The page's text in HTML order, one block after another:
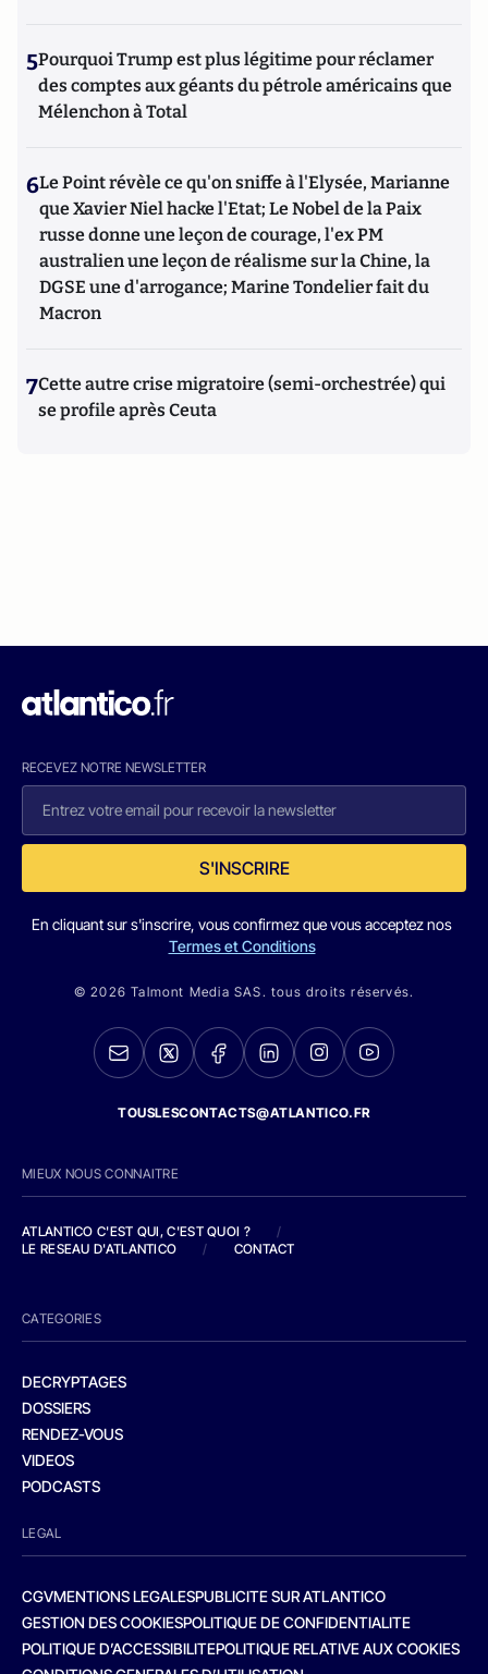
5Pourquoi Trump est plus légitime pour réclamer
des comptes aux géants du pétrole américains que
Mélenchon à Total
6Le Point révèle ce qu'on sniffe à l'Elysée, Marianne
que Xavier Niel hacke l'Etat; Le Nobel de la Paix
russe donne une leçon de courage, l'ex PM
australien une leçon de réalisme sur la Chine, la
DGSE une d'arrogance; Marine Tondelier fait du
Macron
7Cette autre crise migratoire (semi-orchestrée) qui
se profile après Ceuta
RECEVEZ NOTRE NEWSLETTER
S'INSCRIRE
En cliquant sur s'inscrire, vous confirmez que vous acceptez nos
Termes et Conditions
© 2026 Talmont Media SAS. tous droits réservés.
TOUSLESCONTACTS@ATLANTICO.FR
MIEUX NOUS CONNAITRE
ATLANTICO C'EST QUI, C'EST QUOI ?
/
LE RESEAU D'ATLANTICO
/ CONTACT
CATEGORIES
DECRYPTAGES
DOSSIERS
RENDEZ-VOUS
VIDEOS
PODCASTS
LEGAL
CGVMENTIONS LEGALESPUBLICITE SUR ATLANTICO
GESTION DES COOKIESPOLITIQUE DE CONFIDENTIALITE
POLITIQUE D’ACCESSIBILITEPOLITIQUE RELATIVE AUX COOKIES